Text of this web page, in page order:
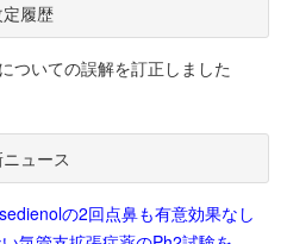
履歴
ついての誤解を訂正しました
ュース
の2回点鼻も有意効果なし